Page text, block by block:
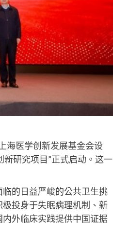
海医学创新发展基金会设
研究项目”正式启动。这一
的日益严峻的公共卫生挑
投身于失眠病理机制、新
外临床实践提供中国证据